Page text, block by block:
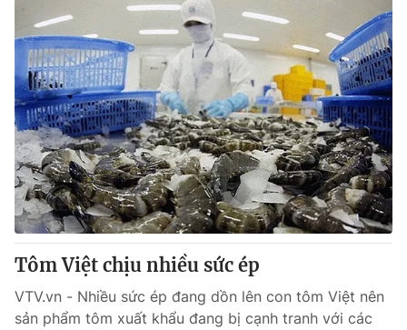
Video Shorts video
VTV Money VTV Thể thao
VTV Sức khoẻ Bất động sản
Thị trường 24h Tấm lòng Việt
VTV4 Vươn mình bằng AI
VTV9 VTV8
Tôm Việt chịu nhiều sức ép
VTV.vn - Nhiều sức ép đang dồn lên con tôm Việt nên
sản phẩm tôm xuất khẩu đang bị cạnh tranh với các